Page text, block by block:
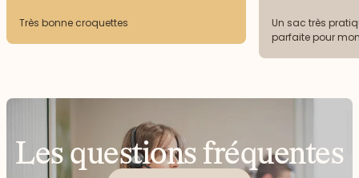
Très bonne croquettes
Un sac très
parfaite pour
Les questions fréquentes